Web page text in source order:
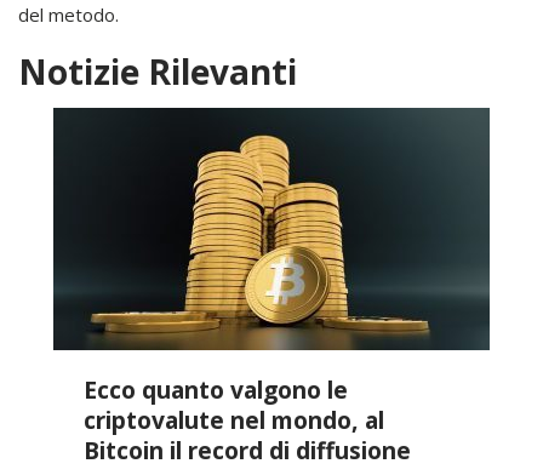
del metodo.
Notizie Rilevanti
Ecco quanto valgono le
criptovalute nel mondo, al
Bitcoin il record di diffusione